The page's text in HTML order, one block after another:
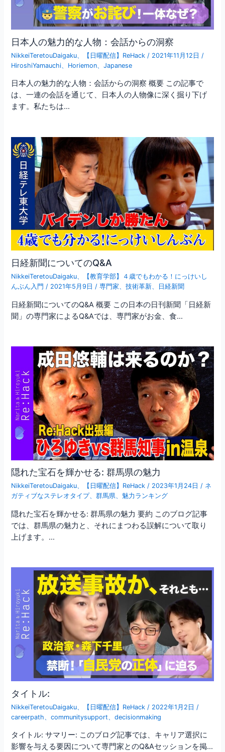
日本人の魅力的な人物：会話からの洞察
NikkeiTeretouDaigaku 【日曜配信】ReHack / 2021年11月12日 /
HiroshiYamauchi
Horiemon 、Japanese
日本人の魅力的な人物：会話からの洞察 概要 この記事で
は、一連の会話を通じて、日本人の人物像に深く掘り下げ
ます。私たちは…
日経新聞についてのQ&A
NikkeiTeretouDaigaku、
【教育学部】４歳でもわかる！にっけいし
んぶん入門 / 2021年5月9日 /専門家、技術革新、 日経新聞
日経新聞についてのQ&A 概要 この日本の日刊新聞「日経新
聞」の専門家によるQ&Aでは、専門家がお金、食…
隠れた宝石を輝かせる: 群馬県の魅力
NikkeiTeretouDaigaku、 【日曜配信】ReHack / 2023年1月24日 / ネ
ガティブなステレオタイプ、群馬県、 魅力ランキング
隠れた宝石を輝かせる: 群馬県の魅力 要約 このブログ記事
では、群馬県の魅力と、それにまつわる誤解について取り
上げます。…
タイトル:
NikkeiTeretouDaigaku 【日曜配信】ReHack / 2022年1月2日 /
careerpath 、communitysupport 、decisionmaking
タイトル: サマリー: このブログ記事では、キャリア選択に
影響を与える要因について専門家とのQ&Aセッションを掲…